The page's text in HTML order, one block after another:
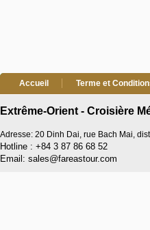
Accueil Terme et
Extrême-Orient - Croisière
Adresse: 20 Dinh Dai, rue Bach Mai,
Hotline : +84 3 87 86 68 52
Email: sales@fareastour.com